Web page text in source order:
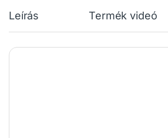
Leírás Termék videó